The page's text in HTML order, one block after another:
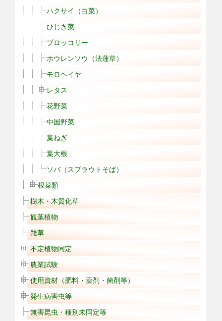
ハクサイ（白菜）
ひじき菜
ブロッコリー
ホウレンソウ（法蓮草）
モロヘイヤ
レタス
花野菜
中国野菜
葉ねぎ
葉大根
ソバ（スプラウトそば）
根菜類
樹木・木質化草
観葉植物
雑草
不定植物同定
農業試験
使用資材（肥料・薬剤・菌剤等）
発生病害虫等
無害昆虫・種別未同定等